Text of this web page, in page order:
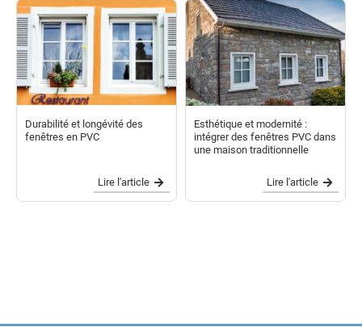
Durabilité et longévité des
fenêtres en PVC
Lire l'article
Esthétique et modernité :
intégrer des fenêtres PVC dans
une maison traditionnelle
Lire l'article